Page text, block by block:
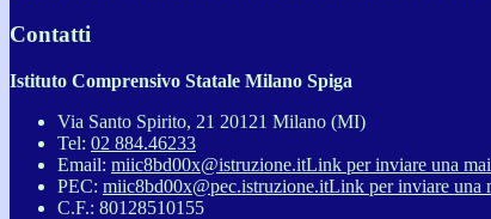
Contatti
Istituto Comprensivo Statale Milano Spiga
Via Santo Spirito, 21 20121 Milano (MI)
Tel: 02 884.46233
Email: miic8bd00x@istruzione.itLink per inviare una
PEC: miic8bd00x@pec.istruzione.itLink per inviare una
C.F.: 80128510155